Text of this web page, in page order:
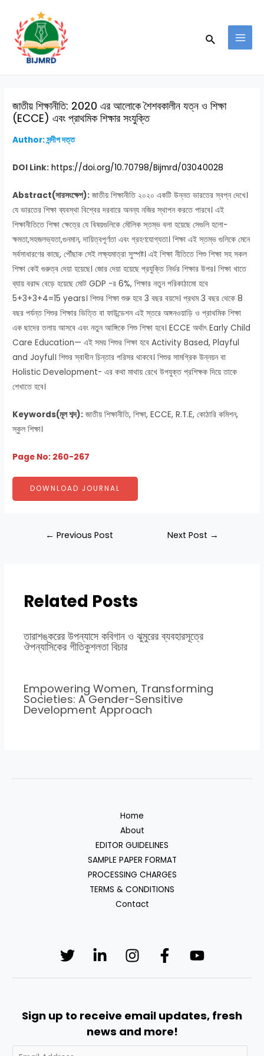
content
Search
জাতীয় শিক্ষানীতি: 2020 এর আলোকে শৈশবকালীন যত্ন ও শিক্ষা
(ECCE) এবং প্রাথমিক শিক্ষার সংযুক্তি
Author: সন্দীপ দত্ত
DOI Link: https://doi.org/10.70798/Bijmrd/03040028
Abstract(সারসংক্ষেপ): জাতীয় শিক্ষানীতি ২০২০ একটি উন্নত ভারতের স্বপ্ন দেখে।
যে ভারতের শিক্ষা ব্যবস্থা বিশ্বের দরবারে অনন্য নজির স্থাপন করতে পারবে। এই
শিক্ষানীতিতে শিক্ষা ক্ষেত্রে যে বিষয়গুলিকে মৌলিক স্তম্ভ বলা হয়েছে সেগুলি হলো-
ক্ষমতা,সহজলভ্যতা,গুনমান, দায়িত্বপূর্ণতা এবং গ্রহণযোগ্যতা। শিক্ষা এই স্তম্ভ গুলিকে মেনে
সর্বসাধারণের কাছে, পৌঁছাক সেই লক্ষ্যমাত্রা সুস্পষ্ট। এই শিক্ষা নীতিতে শিশু শিক্ষা সহ সকল
শিক্ষা কেই গুরুত্ব দেয়া হয়েছে। জোর দেয়া হয়েছে প্রযুক্তি নির্ভর শিক্ষার উপর। শিক্ষা খাতে
ব্যায় বরাদ্দ বেড়ে হয়েছে মোট GDP -র 6%, শিক্ষার নতুন পরিকাঠামো হবে
5+3+3+4=15 years। শিশুর শিক্ষা শুরু হবে 3 বছর বয়সে। প্রথম 3 বছর থেকে 8
বছর পর্যন্ত শিশুর শিক্ষার ভিত্তি বা ফাউন্ডেশন এই স্তরে অঙ্গনওয়াড়ি ও প্রাথমিক শিক্ষা
এক ছাদের তলায় আসবে এবং নতুন আঙ্গিকে শিশু শিক্ষা হবে। ECCE অর্থাৎ Early Child
Care Education— এই সময় শিশুর শিক্ষা হবে Activity Based, Playful
and Joyful। শিশুর স্বাধীন চিন্তার পরিসর থাকবে। শিশুর সামগ্রিক উন্নয়ন বা
Holistic Development- এর কথা মাথায় রেখে উপযুক্ত প্রশিক্ষক দিয়ে তাকে
শেখাতে হবে।
Keywords(মূল শব্দ): জাতীয় শিক্ষানীতি, শিক্ষা, ECCE, R.T.E, কোঠারি কমিশন,
স্কুল শিক্ষা।
Page No: 260-267
DOWNLOAD JOURNAL
navigation
← Previous Post Next Post →
Related Posts
তারাশঙ্করের উপন্যাসে কবিগান ও ঝুমুরের ব্যবহারসূত্রে
ঔপন্যাসিকের গীতিকুশলতা বিচার
Empowering Women, Transforming
Societies: A Gender-Sensitive
Development Approach
Home
About
EDITOR GUIDELINES
SAMPLE PAPER FORMAT
PROCESSING CHARGES
TERMS & CONDITIONS
Contact
Sign up to receive email updates, fresh
news and more!